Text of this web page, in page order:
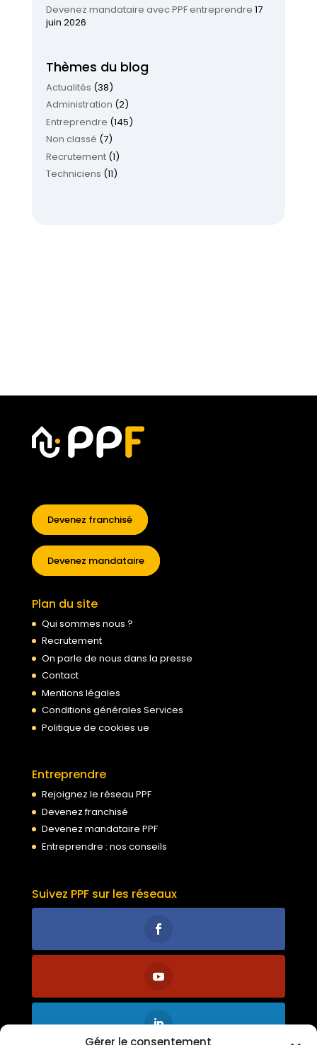
Gérer le consentement
Devenez mandataire avec PPF entreprendre 17
juin 2026
Thèmes du blog
Actualités (38)
Administration (2)
Entreprendre (145)
Non classé (7)
Recrutement(1)
Techniciens (11)
Devenez franchisé
Devenez mandataire
Plan du site
Qui sommes nous ?
Recrutement
On parle de nous dans la presse
Contact
Mentions légales
Conditions générales Services
Politique de cookies ue
Entreprendre
Rejoignez le réseau PPF
Devenez franchisé
Devenez mandataire PPF
Entreprendre : nos conseils
Suivez PPF sur les réseaux